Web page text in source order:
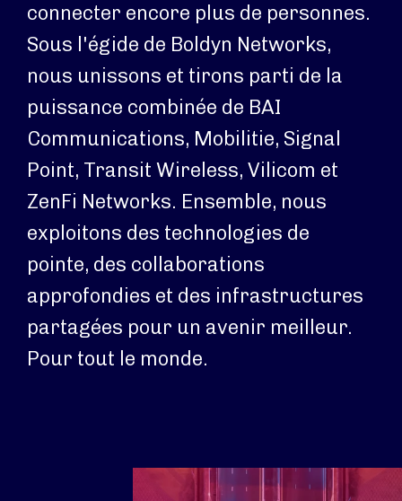
connecter encore plus de personnes.
Sous l'égide de Boldyn Networks,
nous unissons et tirons parti de la
puissance combinée de BAI
Communications, Mobilitie, Signal
Point, Transit Wireless, Vilicom et
ZenFi Networks. Ensemble, nous
exploitons des technologies de
pointe, des collaborations
approfondies et des infrastructures
partagées pour un avenir meilleur.
Pour tout le monde.